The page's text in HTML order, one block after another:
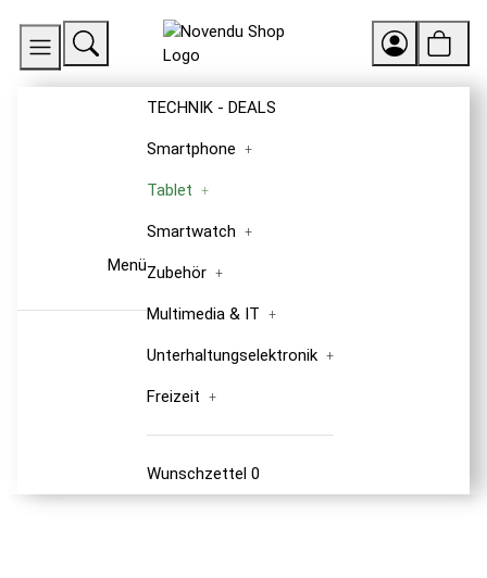
Menü
TECHNIK - DEALS
Smartphone
Tablet
Smartwatch
Zubehör
Multimedia & IT
Unterhaltungselektronik
Freizeit
Wunschzettel0